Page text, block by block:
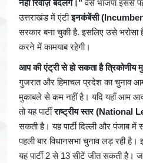
नहीं रिवाज़ बदलेंगे।" वैसे भाजपा इससे
उत्तराखंड में एंटीइनकंबेंसी
सरकार बना चुकी है. इसलिए उसे भरोसा
करने में कामयाब रहेगी।
आप की एंट्री से हो सकता है त्रिकोणीय
गुजरात और हिमाचल प्रदेश का चुनाव
मुकाबले से कम नहीं है। यदि यहाँ आम
तो यह पार्टीराष्ट्रीय स्तर (National
सकती है। यह पार्टी दिल्ली और पंजाब में
पहली बार विधानसभा चुनाव लड़ रही
यह पार्टी 2 से 13 सीटें जीत सकती है।